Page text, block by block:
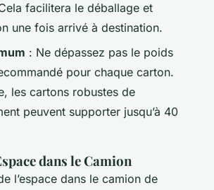
facilitera le déballage et
une fois arrivé à destination.
: Ne dépassez pas le poids
pour chaque carton.
les cartons robustes de
peuvent supporter jusqu’à 40
dans le Camion
l’espace dans le camion de